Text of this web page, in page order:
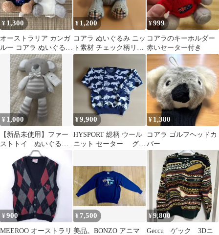
¥1,300
オーストラリア カンガ
ルー コアラ ぬいぐるみ
キーホルダー 2点セッ
¥ 1,200
コアラ ぬいぐるみ ニッ
ト素材 チェック柄リボ
ン
¥999
コアラのキーホルダー
赤いセーター付き
¥ 1,000
【新品未使用】ファー
ストトイ ぬいぐるみ
¥9,900
HYSPORT 総柄 ウール
ニット セーター グレ
¥ 1,380
コアラ ゴルフヘッドカ
バー
¥900
MEEROO オーストラリ
¥ 7,500
美品。BONZO アニマ
¥9,800
Geccu ゲック 3Dニ